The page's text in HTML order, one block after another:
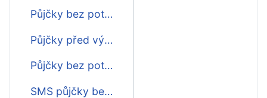
Půjčky bez potvrzování příjmu
Půjčky před výplatou bez potvrzování příjmu
Půjčky bez potvrzování příjmu ihned na účet
SMS půjčky bez potvrzování příjmu